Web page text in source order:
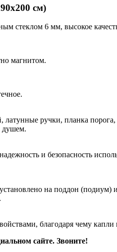
см)
стеклом 6 мм, высокое
магнитом.
ручки, планка
душем.
и безопасность
на поддон
благодаря чему капли
сайте. Звоните!